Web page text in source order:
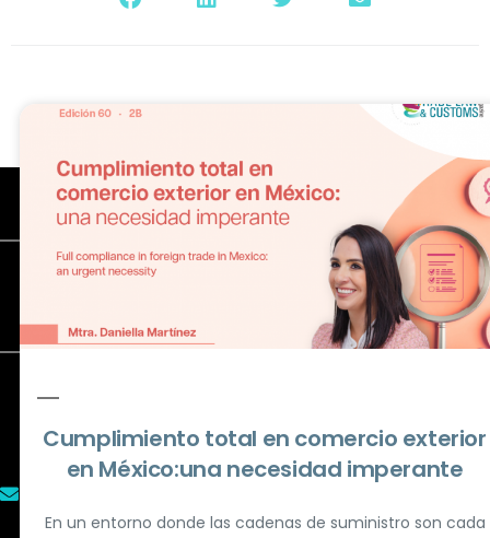
Cumplimiento total en comercio exterior
en México:una necesidad imperante
En un entorno donde las cadenas de suministro son cada
TLC Magazine México
El ADN del Comercio Exterior y
Aduanas